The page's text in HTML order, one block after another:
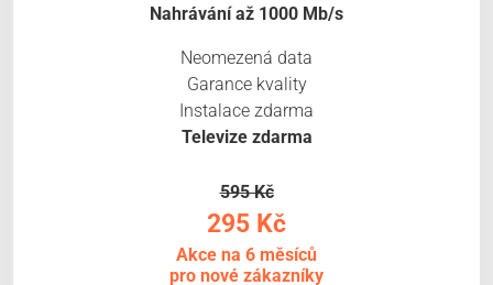
Nahrávání až 1000 Mb/s
Neomezená data
Garance kvality
Instalace zdarma
Televize zdarma
595 Kč
295 Kč
Akce na 6 měsíců
pro nové zákazníky